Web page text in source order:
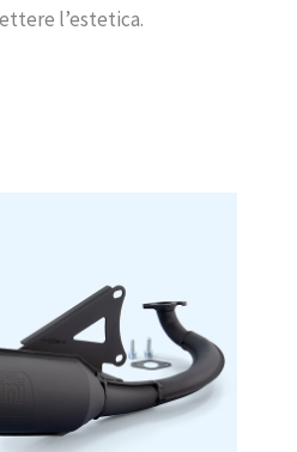
l’estetica.